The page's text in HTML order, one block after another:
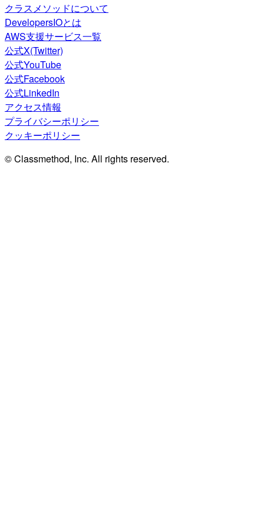
クラスメソッドについて
DevelopersIOとは
AWS支援サービス一覧
公式X(Twitter)
公式YouTube
公式Facebook
公式LinkedIn
アクセス情報
プライバシーポリシー
クッキーポリシー
© Classmethod, Inc. All rights reserved.